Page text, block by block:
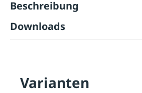
Beschreibung
Downloads
Varianten